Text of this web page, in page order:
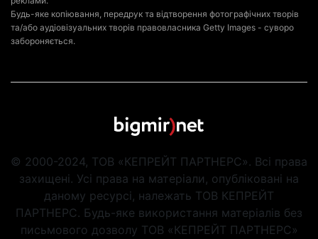
Будь-яке копіювання, передрук та відтворення фотографічних творів
та/або аудіовізуальних творів правовласника Getty Images - суворо
забороняється.
© 2000-2024, ТОВ «КЕПРЕЙТ ПАРТНЕРС». Всі права
захищені. Усі права на матеріали, опубліковані на
даному ресурсі, належать ТОВ КЕПРЕЙТ
ПАРТНЕРС. Будь-яке використання матеріалів без
письмового дозволу ТОВ «КЕПРЕЙТ ПАРТНЕРС»